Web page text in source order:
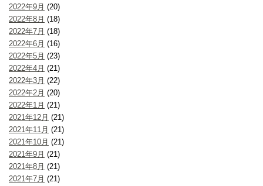
2022年9月 (20)
2022年8月 (18)
2022年7月 (18)
2022年6月 (16)
2022年5月 (23)
2022年4月 (21)
2022年3月 (22)
2022年2月 (20)
2022年1月 (21)
2021年12月 (21)
2021年11月 (21)
2021年10月 (21)
2021年9月 (21)
2021年8月 (21)
2021年7月 (21)